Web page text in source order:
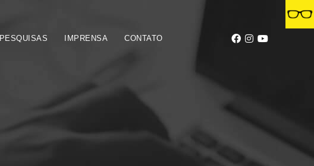
PESQUISAS IMPRENSA CONTATO